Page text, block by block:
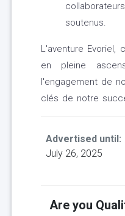
soutenus.
L'aventure Evoriel,
en pleine
l'engagement de
clés de notre
Advertised until:
July 26, 2025
Are you